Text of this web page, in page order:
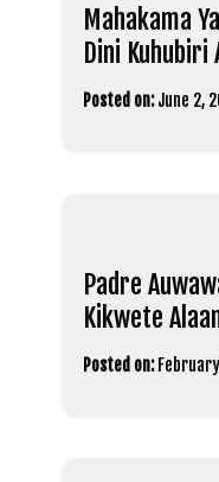
Mahakama
Dini Kuhubiri
Posted on: June 2,
Padre
Kikwete
Posted on: